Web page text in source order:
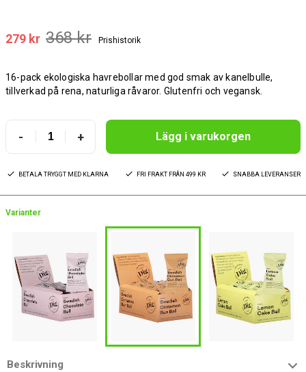
279 kr 368 kr Prishistorik
16-pack ekologiska havrebollar med god smak av kanelbulle,
tillverkad på rena, naturliga råvaror. Glutenfri och vegansk.
- + Lägg i varukorgen
BETALA TRYGGT MED KLARNA FRI FRAKT FRÅN 499 KR SNABBA LEVERANSER
Varianter
Beskrivning